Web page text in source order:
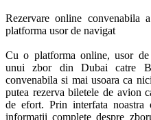
Rezervare online
platforma usor de navigat
Cu o platforma online, usor de
unui zbor din Dubai catre
convenabila si mai usoara ca
putea rezerva biletele de avion
de efort. Prin interfata
informatii complete despre